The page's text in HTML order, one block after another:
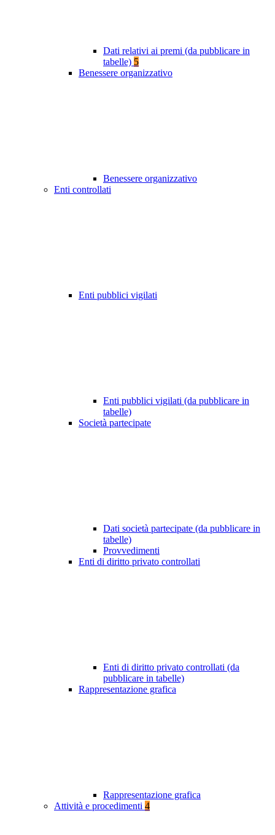
Dati relativi ai premi (da pubblicare in
tabelle) 5
Benessere organizzativo
Benessere organizzativo
Enti controllati
Enti pubblici vigilati
Enti pubblici vigilati (da pubblicare in
tabelle)
Società partecipate
Dati società partecipate (da pubblicare in
tabelle)
Provvedimenti
Enti di diritto privato controllati
Enti di diritto privato controllati (da
pubblicare in tabelle)
Rappresentazione grafica
Rappresentazione grafica
Attività e procedimenti 4